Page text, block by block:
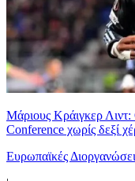
Μάριους Κράιγκερ Λιντ:
Conference χωρίς δεξί
Ευρωπαϊκές